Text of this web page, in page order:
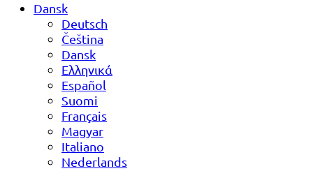
Dansk
Deutsch
Čeština
Dansk
Ελληνικά
Español
Suomi
Français
Magyar
Italiano
Nederlands